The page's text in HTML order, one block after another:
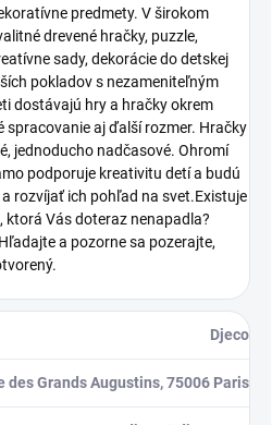
predmety. V širokom
drevené hračky, puzzle,
sady, dekorácie do detskej
pokladov s nezameniteľným
dostávajú hry a hračky okrem
spracovanie aj ďalší rozmer. Hračky
jednoducho nadčasové. Ohromí
podporuje kreativitu detí a budú
rozvíjať ich pohľad na svet.Existuje
ktorá Vás doteraz nenapadla?
a pozorne sa pozerajte,
Djeco
des Grands Augustins, 75006 Paris